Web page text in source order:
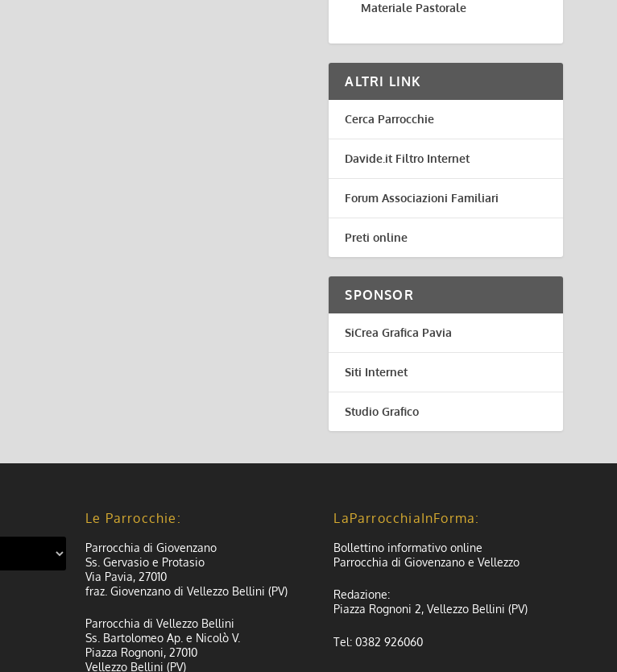
Materiale Pastorale
ALTRI LINK
Cerca Parrocchie
Davide.it Filtro Internet
Forum Associazioni Familiari
Preti online
SPONSOR
SiCrea Grafica Pavia
Siti Internet
Studio Grafico
Le Parrocchie:
Parrocchia di Giovenzano
Ss. Gervasio e Protasio
Via Pavia, 27010
fraz. Giovenzano di Vellezzo Bellini (PV)
Parrocchia di Vellezzo Bellini
Ss. Bartolomeo Ap. e Nicolò V.
Piazza Rognoni, 27010
Vellezzo Bellini (PV)
LaParrocchiaInForma:
Bollettino informativo online
Parrocchia di Giovenzano e Vellezzo
Redazione:
Piazza Rognoni 2, Vellezzo Bellini (PV)
Tel: 0382 926060